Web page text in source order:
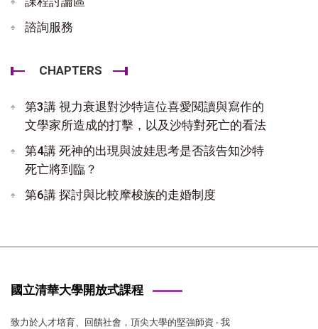
諮詢服務
CHAPTERS
第3講 視力衰退對沙特這位喜愛閱讀與寫作的
文學家所造成的打擊，以及沙特對死亡的看法
第4講 死神的出現與波娃思考是否該告知沙特
死亡將到臨？
第6講 探討與比較摩梭族的走婚制度
國立清華大學開放式課程
致力於人才培育、回饋社會，頂尖大學的堅強師資 - 我